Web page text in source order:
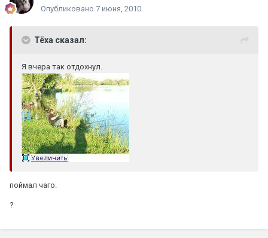
Опубликовано 7 июня, 2010
Тёха сказал:
Я вчера так отдохнул.
поймал чаго.
?